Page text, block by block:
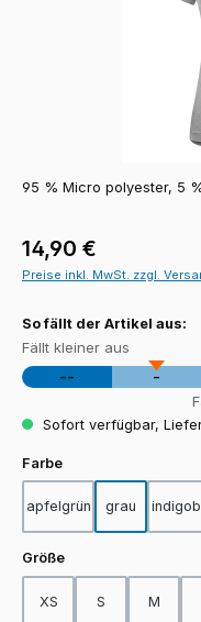
95 % Micro polyester, 5
Regulärer Preis:
14,90 €
Preise inkl. MwSt. zzgl.
So fällt der Artikel aus:
Fällt kleiner aus
-- -
Sofort verfügbar,
Farbeauswählen
apfelgrün grau
Größeauswählen
XS S M